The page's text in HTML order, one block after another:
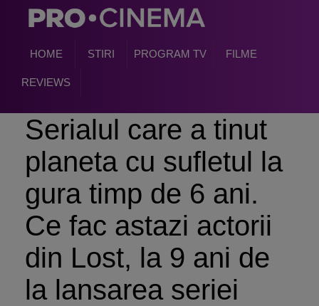
HOME STIRI PROGRAM TV FILME
REVIEWS
Serialul care a tinut
planeta cu sufletul la
gura timp de 6 ani.
Ce fac astazi actorii
din Lost, la 9 ani de
la lansarea seriei